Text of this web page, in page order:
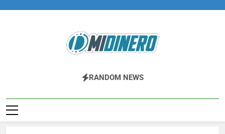
Midinero.co
Fintech, Criptomonedas
RANDOM NEWS